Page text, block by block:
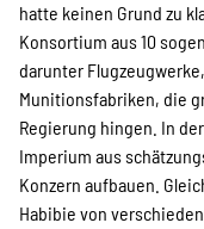
hatte keinen Grund zu
Konsortium aus 10
darunter
Munitionsfabriken, die
Regierung hingen. In
Imperium aus
Konzern aufbauen.
Habibie von